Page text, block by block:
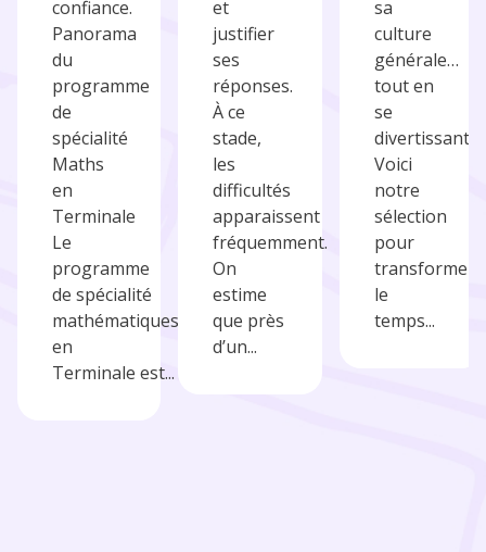
confiance.
Panorama
du
programme
de
spécialité
Maths
en
Terminale
Le
programme
de spécialité
mathématiques
en
Terminale est...
et
justifier
ses
réponses.
À ce
stade,
les
difficultés
apparaissent
fréquemment.
On
estime
que près
d’un...
sa
culture
générale…
tout en
se
divertissant.
Voici
notre
sélection
pour
transformer
le
temps...